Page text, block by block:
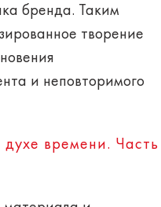
бренда. Таким
творение
и неповторимого
времени. Часть